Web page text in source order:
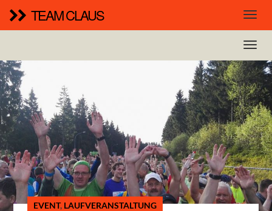
TEAM CLAUS
EVENT, LAUFVERANSTALTUNG